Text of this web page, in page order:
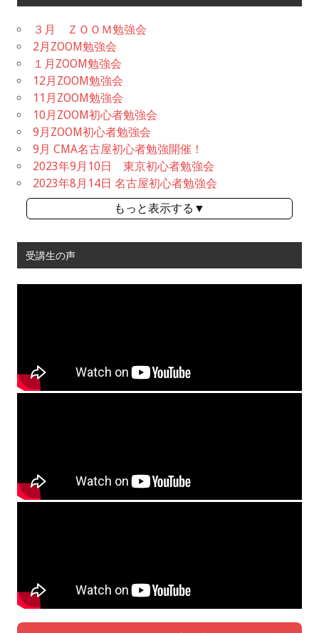
３月 ＺＯＯＭ勉強会
2月ZOOM勉強会
１月ZOOM勉強会
12月ZOOM勉強会
11月ZOOM勉強会
10月ZOOM初心者勉強会
9月ZOOM初心者勉強会
9月 CMA名古屋初心者勉強開催！
2023年9月10日 東京初心者勉強会
2023年8月14日 名古屋初心者勉強会
もっと表示する▼
受講生の声